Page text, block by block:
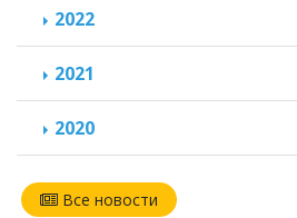
2022
2021
2020
Все новости